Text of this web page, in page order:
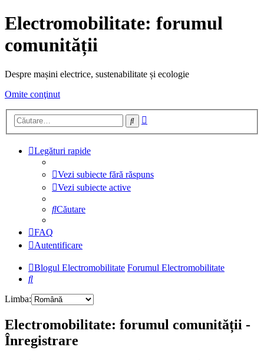
Electromobilitate: forumul
comunității
Despre mașini electrice, sustenabilitate și ecologie
Omite conţinut
Căutare
Legături rapide
Vezi subiecte fără răspuns
Vezi subiecte active
Căutare
FAQ
Autentificare
Blogul Electromobilitate Forumul Electromobilitate
Căutare
Limba:
Electromobilitate: forumul comunității -
Înregistrare